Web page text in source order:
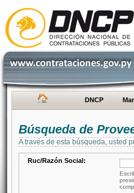
DNCP
Búsqueda de
A través de esta búsqueda, usted
Ruc/Razón Social: